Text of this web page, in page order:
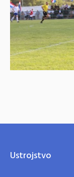
Ustrojstvo